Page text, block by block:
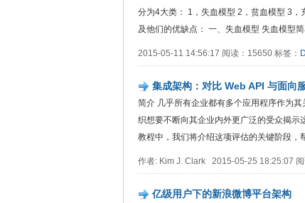
分为4大类： 1，失血模型 2，贫血模型 3
及他们的优缺点： 一、失血模型 失血模型
2015-05-11 14:56:17 阅读：15650 标签：
集成架构：对比 Web API 与面向
简介 几乎所有企业都有多个应用程序作为
织想要不断向其企业内外更广泛的受众揭
教程中，我们将介绍这项评估的关键阶段
作者: Kim J. Clark 2015-05-25 18:25:07 阅
亿级用户下的新浪微博平台架构